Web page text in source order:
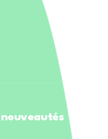
nouveautés